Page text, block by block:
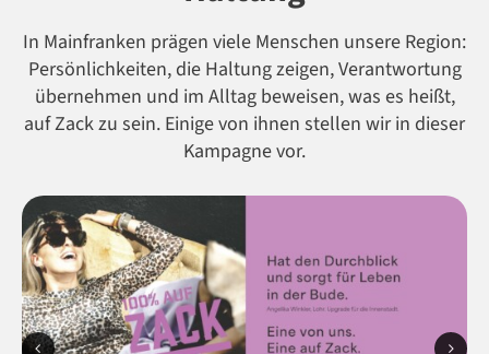
In Mainfranken prägen viele Menschen unsere Region:
Persönlichkeiten, die Haltung zeigen, Verantwortung
übernehmen und im Alltag beweisen, was es heißt,
auf Zack zu sein. Einige von ihnen stellen wir in dieser
Kampagne vor.